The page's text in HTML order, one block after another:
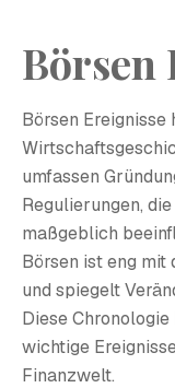
Börsen
Börsen
umfassen
Regulierungen,
maßgeblich
Börsen ist eng
und spiegelt
Diese
wichtige
Finanzwelt.